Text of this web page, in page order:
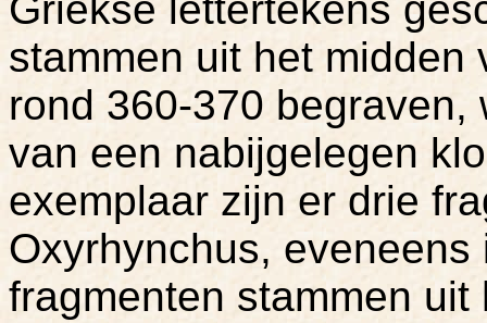
stammen uit het
rond 360-370
van een nabijgelegen
exemplaar zijn er drie
Oxyrhynchus,
fragmenten stammen